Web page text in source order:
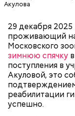
Акулова
29 декабря 2025
проживающий
Московского
зимнюю спячку
поступления в
Акуловой, это
реабилитации
успешно.